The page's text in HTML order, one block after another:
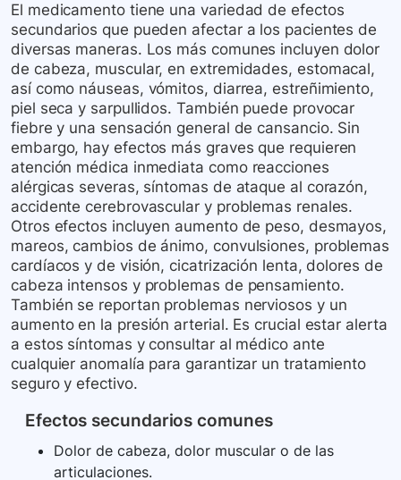
El medicamento tiene una variedad de efectos
secundarios que pueden afectar a los pacientes de
diversas maneras. Los más comunes incluyen dolor
de cabeza, muscular, en extremidades, estomacal,
así como náuseas, vómitos, diarrea, estreñimiento,
piel seca y sarpullidos. También puede provocar
fiebre y una sensación general de cansancio. Sin
embargo, hay efectos más graves que requieren
atención médica inmediata como reacciones
alérgicas severas, síntomas de ataque al corazón,
accidente cerebrovascular y problemas renales.
Otros efectos incluyen aumento de peso, desmayos,
mareos, cambios de ánimo, convulsiones, problemas
cardíacos y de visión, cicatrización lenta, dolores de
cabeza intensos y problemas de pensamiento.
También se reportan problemas nerviosos y un
aumento en la presión arterial. Es crucial estar alerta
a estos síntomas y consultar al médico ante
cualquier anomalía para garantizar un tratamiento
seguro y efectivo.
Efectos secundarios comunes
Dolor de cabeza, dolor muscular o de las
articulaciones.